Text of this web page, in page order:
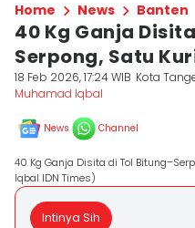
Home News Banten
40 Kg Ganja
Serpong, Satu
18 Feb 2026, 17:24 WIB Kota
Muhamad Iqbal
News Channel
40 Kg Ganja Disita di Tol
Iqbal IDN Times)
Intinya Sih